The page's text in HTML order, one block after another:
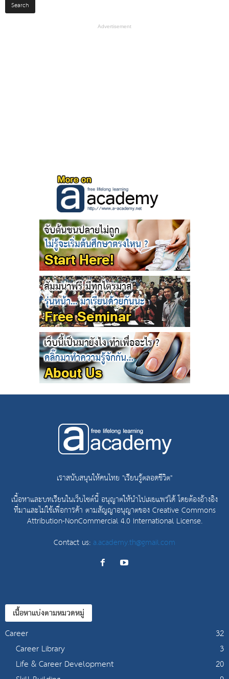
Advertisement
เราสนับสนุนให้คนไทย "เรียนรู้ตลอดชีวิต"
เนื้อหาและบทเรียนในเว็บไซต์นี้ อนุญาตให้นำไปเผยแพร่ได้ โดยต้องอ้างอิง
ที่มาและไม่ใช้เพื่อการค้า ตามสัญญาอนุญาตของ Creative Commons
Attribution-NonCommercial 4.0 International License.
Contact us:a.academy.th@gmail.com
เนื้อหาแบ่งตามหมวดหมู่
Career
32
Career Library
3
Life & Career Development
20